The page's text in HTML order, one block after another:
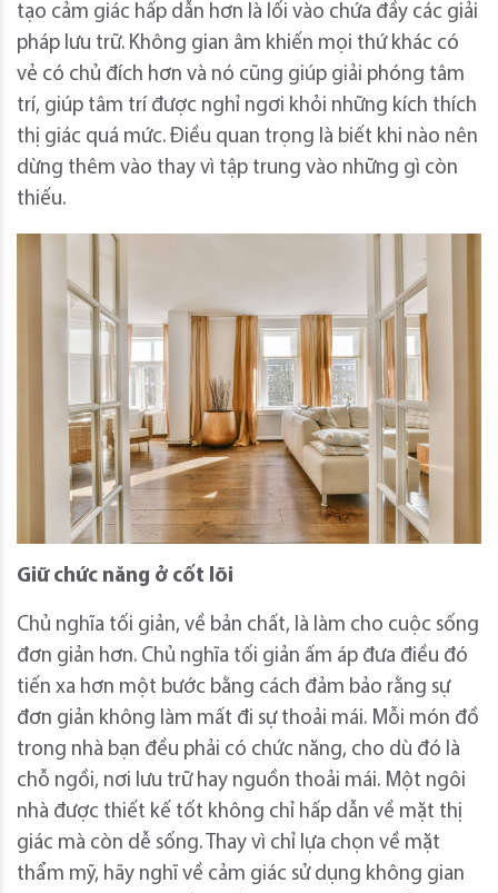
tạo cảm giác hấp dẫn hơn là lối vào chứa đầy các giải
pháp lưu trữ. Không gian âm khiến mọi thứ khác có
vẻ có chủ đích hơn và nó cũng giúp giải phóng tâm
trí, giúp tâm trí được nghỉ ngơi khỏi những kích thích
thị giác quá mức. Điều quan trọng là biết khi nào nên
dừng thêm vào thay vì tập trung vào những gì còn
thiếu.
Giữ chức năng ở cốt lõi
Chủ nghĩa tối giản, về bản chất, là làm cho cuộc sống
đơn giản hơn. Chủ nghĩa tối giản ấm áp đưa điều đó
tiến xa hơn một bước bằng cách đảm bảo rằng sự
đơn giản không làm mất đi sự thoải mái. Mỗi món đồ
trong nhà bạn đều phải có chức năng, cho dù đó là
chỗ ngồi, nơi lưu trữ hay nguồn thoải mái. Một ngôi
nhà được thiết kế tốt không chỉ hấp dẫn về mặt thị
giác mà còn dễ sống. Thay vì chỉ lựa chọn về mặt
thẩm mỹ, hãy nghĩ về cảm giác sử dụng không gian